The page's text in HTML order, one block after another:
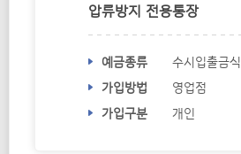
압류방지 전용통장
예금종류
수시입출금식
가입방법
영업점
가입구분
개인